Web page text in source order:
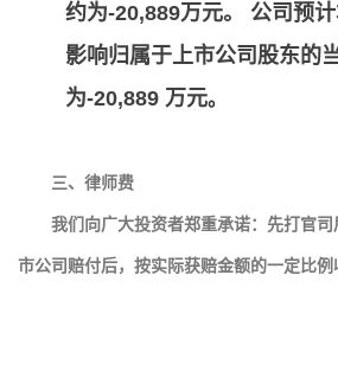
约为-20,889万元。 公司预
影响归属于上市公司股东的
为-20,889 万元。
三、律师费
我们向广大投资者郑重承诺：先打官司
市公司赔付后，按实际获赔金额的一定比例